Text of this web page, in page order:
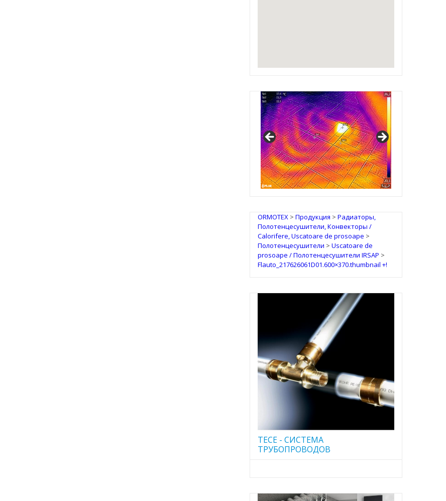
IRSAP Design Radiators
ORMOTEX> Продукция > Радиаторы,
Полотенцесушители, Конвекторы /
Calorifere, Uscatoare de prosoape >
Полотенцесушители > Uscatoare de
prosoape / Полотенцесушители IRSAP >
Flauto_217626061D01.600×370.thumbnail +!
TECE - CИСТЕМА
ТРУБОПРОВОДОВ